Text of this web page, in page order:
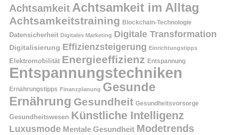
Achtsamkeit Achtsamkeit im Alltag
Achtsamkeitstraining Blockchain-Technologie
Datensicherheit Digitales Marketing Digitale Transformation
Digitalisierung Effizienzsteigerung Einrichtungstipps
Elektromobilität Energieeffizienz Entspannung
Entspannungstechniken
Ernährungstipps Finanzplanung Gesunde
Ernährung Gesundheit Gesundheitsvorsorge
Gesundheitswesen Künstliche Intelligenz
Luxusmode Mentale Gesundheit Modetrends